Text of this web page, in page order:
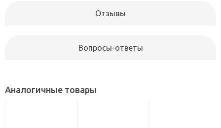
Отзывы
Вопросы-ответы
Аналогичные товары